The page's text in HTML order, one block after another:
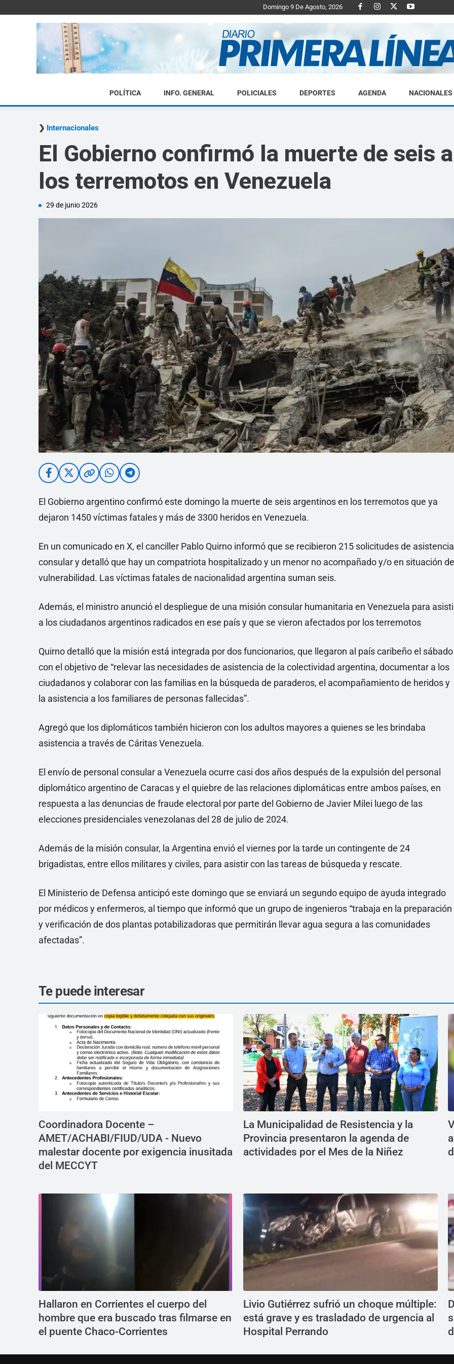
Domingo 9 De Agosto, 2026
Diario
POLÍTICA INFO. GENERAL POLICIALES DEPORTES AGENDA NACIONALES
Internacionales
El Gobierno confirmó la muerte de seis
los terremotos en Venezuela
29 de junio 2026
El Gobierno argentino confirmó este domingo la muerte de seis argentinos en los terremotos que ya
dejaron 1450 víctimas fatales y más de 3300 heridos en Venezuela.
En un comunicado en X, el canciller Pablo Quirno informó que se recibieron 215 solicitudes de asistencia
consular y detalló que hay un compatriota hospitalizado y un menor no acompañado y/o en situación de
vulnerabilidad. Las víctimas fatales de nacionalidad argentina suman seis.
Además, el ministro anunció el despliegue de una misión consular humanitaria en Venezuela para
a los ciudadanos argentinos radicados en ese país y que se vieron afectados por los terremotos
Quirno detalló que la misión está integrada por dos funcionarios, que llegaron al país caribeño el sábado
con el objetivo de “relevar las necesidades de asistencia de la colectividad argentina, documentar a los
ciudadanos y colaborar con las familias en la búsqueda de paraderos, el acompañamiento de heridos y
la asistencia a los familiares de personas fallecidas”.
Agregó que los diplomáticos también hicieron con los adultos mayores a quienes se les brindaba
asistencia a través de Cáritas Venezuela.
El envío de personal consular a Venezuela ocurre casi dos años después de la expulsión del personal
diplomático argentino de Caracas y el quiebre de las relaciones diplomáticas entre ambos países, en
respuesta a las denuncias de fraude electoral por parte del Gobierno de Javier Milei luego de las
elecciones presidenciales venezolanas del 28 de julio de 2024.
Además de la misión consular, la Argentina envió el viernes por la tarde un contingente de 24
brigadistas, entre ellos militares y civiles, para asistir con las tareas de búsqueda y rescate.
El Ministerio de Defensa anticipó este domingo que se enviará un segundo equipo de ayuda integrado
por médicos y enfermeros, al tiempo que informó que un grupo de ingenieros “trabaja en la preparación
y verificación de dos plantas potabilizadoras que permitirán llevar agua segura a las comunidades
afectadas”.
Te puede interesar
Coordinadora Docente –
AMET/ACHABI/FIUD/UDA - Nuevo
malestar docente por exigencia inusitada
del MECCYT
La Municipalidad de Resistencia y la
Provincia presentaron la agenda de
actividades por el Mes de la Niñez
Hallaron en Corrientes el cuerpo del
hombre que era buscado tras filmarse en
el puente Chaco-Corrientes
Livio Gutiérrez sufrió un choque múltiple:
está grave y es trasladado de urgencia al
Hospital Perrando